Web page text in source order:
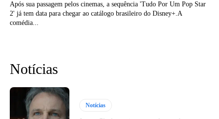
Após sua passagem pelos cinemas, a sequência 'Tudo Por Um Pop Star
2' já tem data para chegar ao catálogo brasileiro do Disney+.A
comédia...
Notícias
Notícias